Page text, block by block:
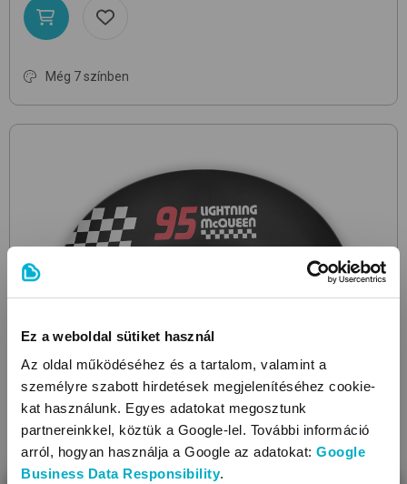
Ez a weboldal sütiket használ
Az oldal működéséhez és a tartalom, valamint a
személyre szabott hirdetések megjelenítéséhez cookie-
kat használunk. Egyes adatokat megosztunk
partnereinkkel, köztük a Google-lel. További információ
arról, hogyan használja a Google az adatokat: Google
Business Data Responsibility.
Még 7 színben